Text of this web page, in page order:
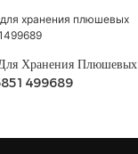
Хранения Плюшевых